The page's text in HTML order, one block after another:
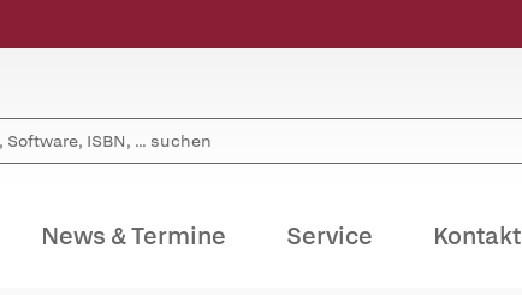
News & Termine Service Kontakt